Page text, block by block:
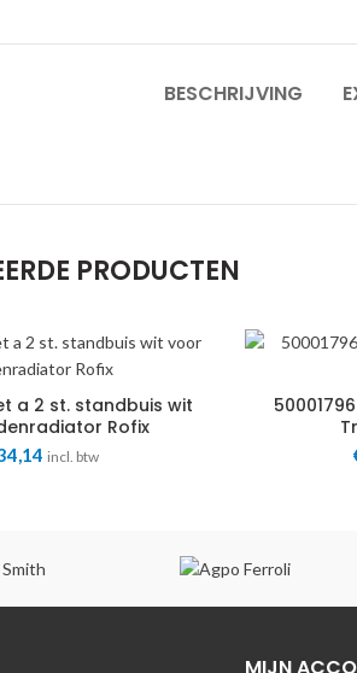
BESCHRIJVING
PRODUCTEN
a 2 st. standbuis wit
Rofix
incl. btw